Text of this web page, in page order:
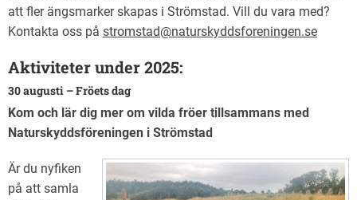
Föreningen
att fler ängsmarker skapas i Strömstad. Vill du vara med?
Kontakta oss på stromstad@naturskyddsforeningen.se
Aktiviteter under 2025:
30 augusti – Fröets dag
Kom och lär dig mer om vilda fröer tillsammans med
Naturskyddsföreningen i Strömstad
Är du nyfiken
på att samla